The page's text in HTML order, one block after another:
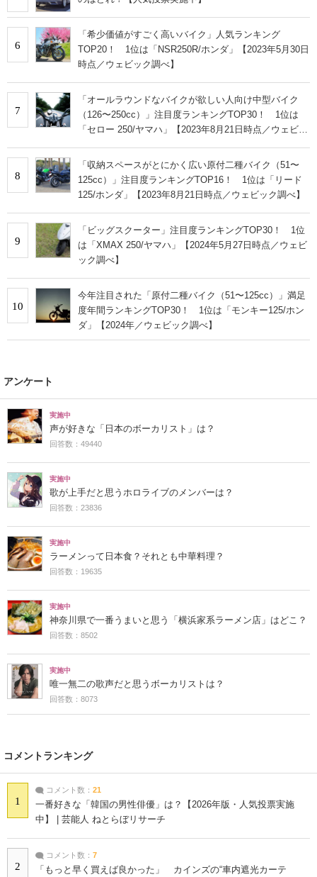
6
「希少価値がすごく高いバイク」人気ランキング
TOP20！ 1位は「NSR250R/ホンダ」【2023年5月30日
時点／ウェビック調べ】
7
「オールラウンドなバイクが欲しい人向け中型バイク
（126〜250cc）」注目度ランキングTOP30！ 1位は
「セロー 250/ヤマハ」【2023年8月21日時点／ウェビッ
8
「収納スペースがとにかく広い原付二種バイク（51〜
125cc）」注目度ランキングTOP16！ 1位は「リード
125/ホンダ」【2023年8月21日時点／ウェビック調べ】
9
「ビッグスクーター」注目度ランキングTOP30！ 1位
は「XMAX 250/ヤマハ」【2024年5月27日時点／ウェビ
ック調べ】
10
今年注目された「原付二種バイク（51〜125cc）」満足
度年間ランキングTOP30！ 1位は「モンキー125/ホン
ダ」【2024年／ウェビック調べ】
アンケート
実施中
声が好きな「日本のボーカリスト」は？
回答数：49440
実施中
歌が上手だと思うホロライブのメンバーは？
回答数：23836
実施中
ラーメンって日本食？それとも中華料理？
回答数：19635
実施中
神奈川県で一番うまいと思う「横浜家系ラーメン店」はどこ？
回答数：8502
実施中
唯一無二の歌声だと思うボーカリストは？
回答数：8073
コメントランキング
1
コメント数： 21
一番好きな「韓国の男性俳優」は？【2026年版・人気投票実施
中】 | 芸能人 ねとらぼリサーチ
2
コメント数： 7
「もっと早く買えば良かった」 カインズの“車内遮光カーテ